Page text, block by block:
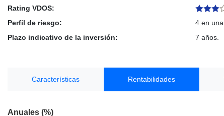
Rating VDOS:
Perfil de riesgo:
4 en
Plazo indicativo de la inversión:
7 años.
Características Rentabilidades
Anuales (%)